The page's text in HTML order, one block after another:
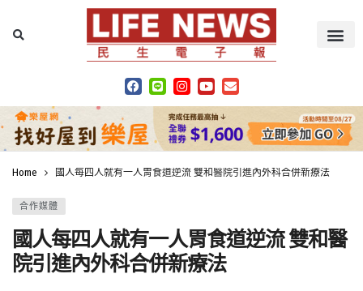
Home 國人每四人就有一人胃食道逆流 雙和醫院引進內外科合併新療法
合作媒體
國人每四人就有一人胃食道逆流 雙和醫
院引進內外科合併新療法